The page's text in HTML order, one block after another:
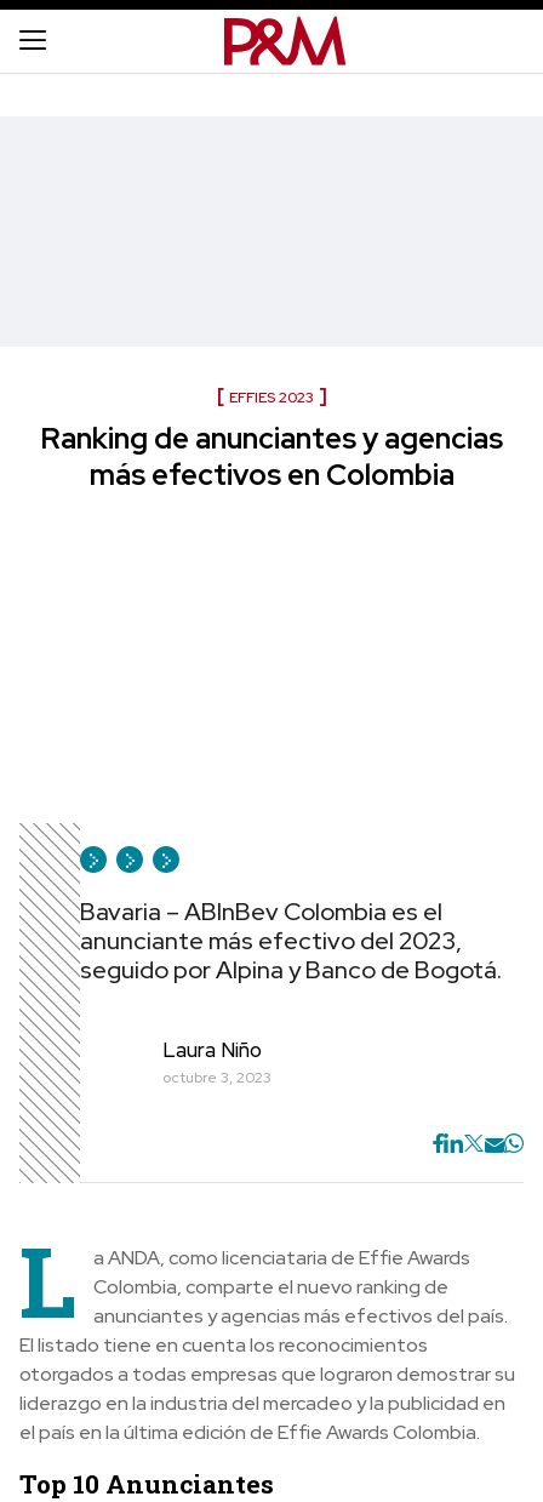
EFFIES 2023
Ranking de anunciantes y agencias
más efectivos en Colombia
Bavaria – ABInBev Colombia es el
anunciante más efectivo del 2023,
seguido por Alpina y Banco de Bogotá.
Laura Niño
octubre 3, 2023
L
a ANDA, como licenciataria de Effie Awards
Colombia, comparte el nuevo ranking de
anunciantes y agencias más efectivos del país.
El listado tiene en cuenta los reconocimientos
otorgados a todas empresas que lograron demostrar su
liderazgo en la industria del mercadeo y la publicidad en
el país en la última edición de Effie Awards Colombia.
Top 10 Anunciantes